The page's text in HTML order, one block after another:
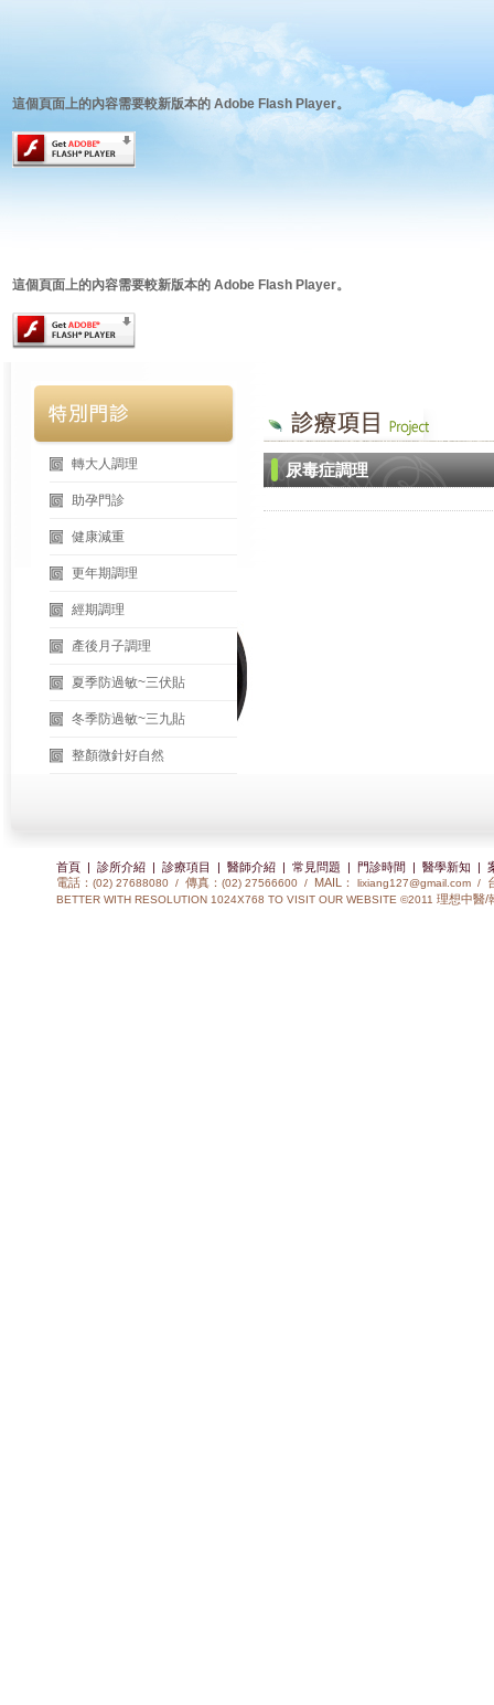
這個頁面上的內容需要較新版本的 Adobe Flash Player。
這個頁面上的內容需要較新版本的 Adobe Flash Player。
轉大人調理
助孕門診
健康減重
更年期調理
經期調理
產後月子調理
夏季防過敏~三伏貼
冬季防過敏~三九貼
整顏微針好自然
尿毒症調理
首頁| 診所介紹| 診療項目 | 醫師介紹| 常見問題 | 門診時間 | 醫學新知 |
電話： (02) 27688080 / 傳真： (02) 27566600 / MAIL： lixiang127@gmail.com /
BETTER WITH RESOLUTION 1024X768 TO VISIT OUR WEBSITE ©2011 理想中醫/